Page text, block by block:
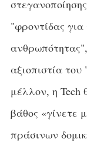
"φροντίδας για
αξιοπιστία
μέλλον, η Tech
βάθος «γίνετε
πράσινων